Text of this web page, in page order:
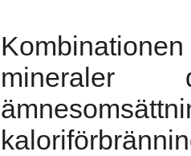
mineraler